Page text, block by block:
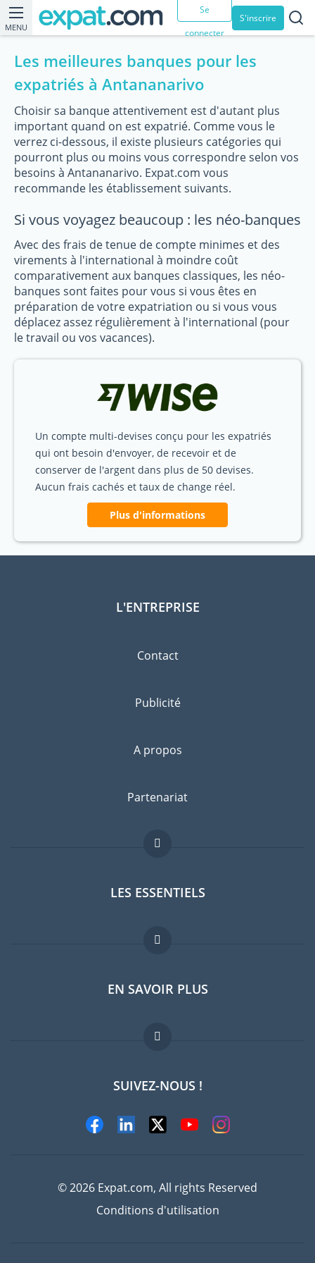
MENU
Se
connecter
S'inscrire
Les meilleures banques pour les
expatriés à Antananarivo
Choisir sa banque attentivement est d'autant plus
important quand on est expatrié. Comme vous le
verrez ci-dessous, il existe plusieurs catégories qui
pourront plus ou moins vous correspondre selon vos
besoins à Antananarivo. Expat.com vous
recommande les établissement suivants.
Si vous voyagez beaucoup : les néo-banques
Avec des frais de tenue de compte minimes et des
virements à l'international à moindre coût
comparativement aux banques classiques, les néo-
banques sont faites pour vous si vous êtes en
préparation de votre expatriation ou si vous vous
déplacez assez régulièrement à l'international (pour
le travail ou vos vacances).
Un compte multi-devises conçu pour les expatriés
qui ont besoin d'envoyer, de recevoir et de
conserver de l'argent dans plus de 50 devises.
Aucun frais cachés et taux de change réel.
Plus d'informations
L'ENTREPRISE
Contact
Publicité
A propos
Partenariat
LES ESSENTIELS
Forum expatriés
Guides pays
Offres d'emploi
EN SAVOIR PLUS
FAQ
Experts
SUIVEZ-NOUS !
© 2026 Expat.com, All rights Reserved
Conditions d'utilisation